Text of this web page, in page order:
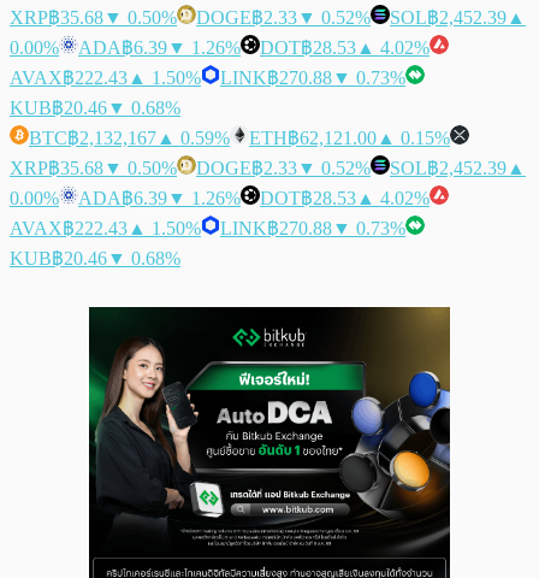
XRP฿35.68▼ 0.50% DOGE฿2.33▼ 0.52% SOL฿2,452.39 ▲
0.00%
ADA฿6.39▼ 1.26% DOT฿28.53 ▲ 4.02%
AVAX฿222.43 ▲ 1.50% LINK฿270.88▼ 0.73%
KUB฿20.46▼ 0.68%
BTC฿2,132,167 ▲ 0.59% ETH฿62,121.00 ▲ 0.15%
XRP฿35.68▼ 0.50% DOGE฿2.33▼ 0.52% SOL฿2,452.39 ▲
0.00%
ADA฿6.39▼ 1.26% DOT฿28.53 ▲ 4.02%
AVAX฿222.43 ▲ 1.50% LINK฿270.88▼ 0.73%
KUB฿20.46▼ 0.68%